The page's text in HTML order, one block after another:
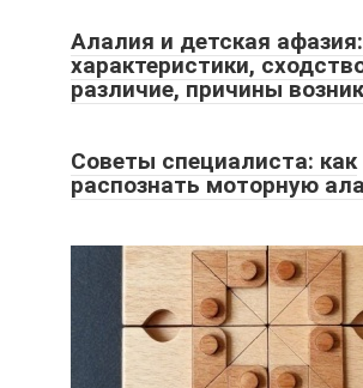
Алалия и детская
характеристики,
различие, причины
Советы специалиста: как
распознать моторную